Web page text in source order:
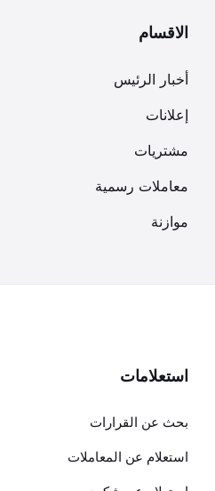
الاقسام
أخبار الرئيس
إعلانات
مشتريات
معاملات رسمية
موازنة
استعلامات
بحث عن القرارات
استعلام عن المعاملات